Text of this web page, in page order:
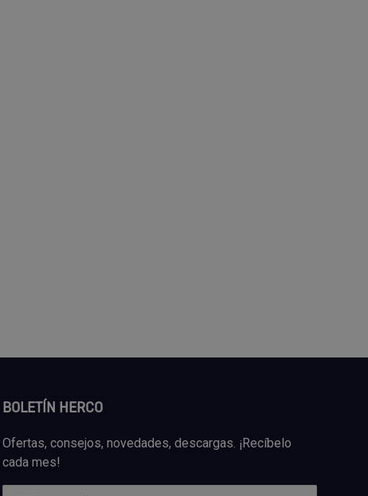
BOLETÍN HERCO
Ofertas, consejos, novedades, descargas. ¡Recíbelo
cada mes!